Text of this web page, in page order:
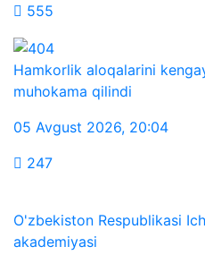
555
Hamkorlik aloqalarini
muhokama qilindi
05 Avgust 2026, 20:04
247
O'zbekiston Respublikasi
akademiyasi